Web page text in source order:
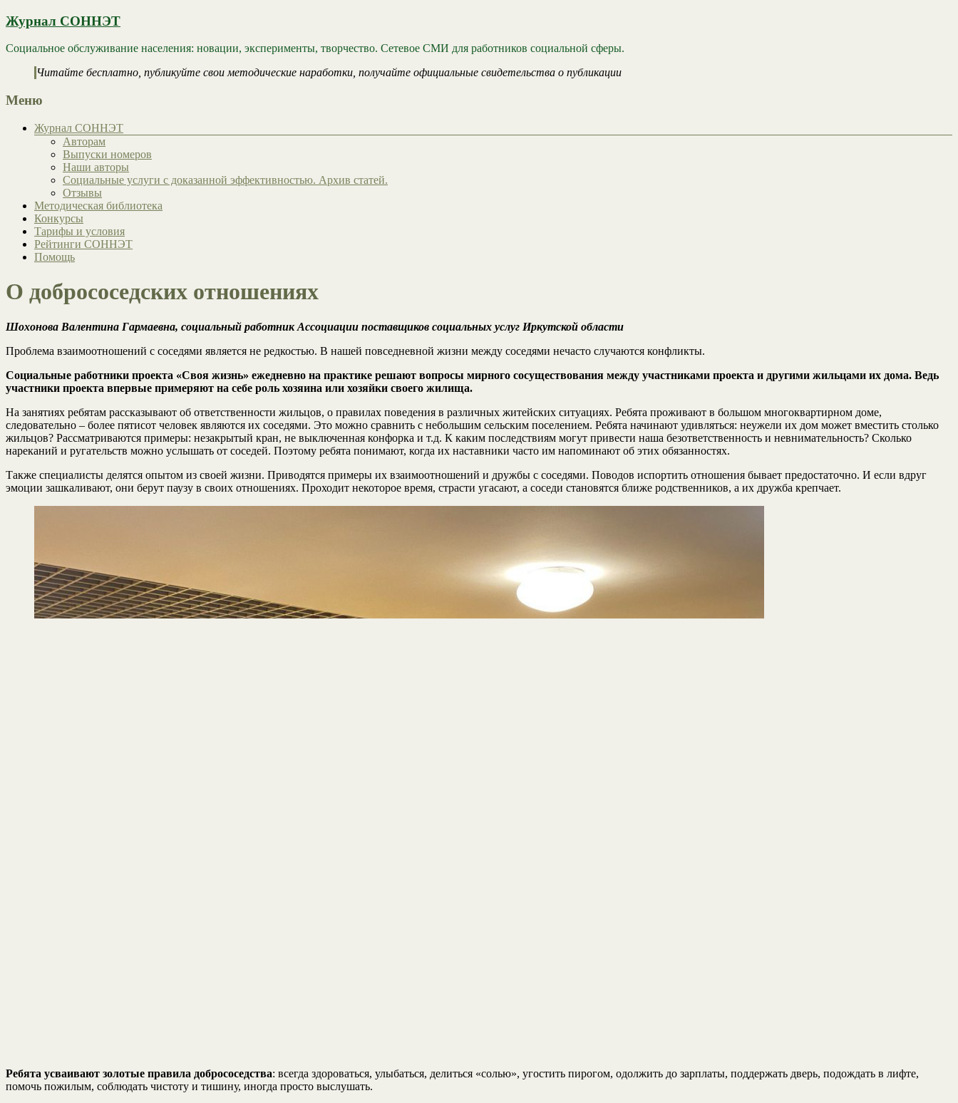
Журнал СОННЭТ
Социальное обслуживание населения: новации, эксперименты, творчество. Сетевое СМИ для работников социальной сферы.
Читайте бесплатно, публикуйте свои методические наработки, получайте официальные свидетельства о публикации
Меню
Журнал СОННЭТ
Авторам
Выпуски номеров
Наши авторы
Социальные услуги с доказанной эффективностью. Архив статей.
Отзывы
Методическая библиотека
Конкурсы
Тарифы и условия
Рейтинги СОННЭТ
Помощь
О добрососедских отношениях
Шохонова Валентина Гармаевна, социальный работник Ассоциации поставщиков социальных услуг Иркутской области
Проблема взаимоотношений с соседями является не редкостью. В нашей повседневной жизни между соседями нечасто случаются конфликты.
Социальные работники проекта «Своя жизнь» ежедневно на практике решают вопросы мирного сосуществования между участниками проекта и другими жильцами их дома. Ведь
участники проекта впервые примеряют на себе роль хозяина или хозяйки своего жилища.
На занятиях ребятам рассказывают об ответственности жильцов, о правилах поведения в различных житейских ситуациях. Ребята проживают в большом многоквартирном доме,
следовательно – более пятисот человек являются их соседями. Это можно сравнить с небольшим сельским поселением. Ребята начинают удивляться: неужели их дом может вместить столько
жильцов? Рассматриваются примеры: незакрытый кран, не выключенная конфорка и т.д. К каким последствиям могут привести наша безответственность и невнимательность? Сколько
нареканий и ругательств можно услышать от соседей. Поэтому ребята понимают, когда их наставники часто им напоминают об этих обязанностях.
Также специалисты делятся опытом из своей жизни. Приводятся примеры их взаимоотношений и дружбы с соседями. Поводов испортить отношения бывает предостаточно. И если вдруг
эмоции зашкаливают, они берут паузу в своих отношениях. Проходит некоторое время, страсти угасают, а соседи становятся ближе родственников, а их дружба крепчает.
Ребята усваивают золотые правила добрососедства: всегда здороваться, улыбаться, делиться «солью», угостить пирогом, одолжить до зарплаты, поддержать дверь, подождать в лифте,
помочь пожилым, соблюдать чистоту и тишину, иногда просто выслушать.